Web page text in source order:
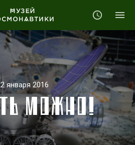
января 2016
МОЖНО!